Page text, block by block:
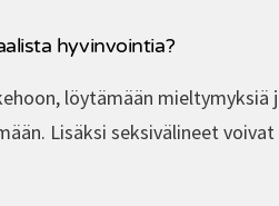
hyvinvointia?
löytämään
Lisäksi seksivälineet